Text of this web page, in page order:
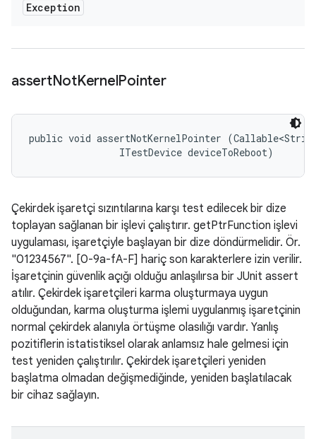
Exception
assertNotKernelPointer
public void assertNotKernelPointer
                ITestDevice deviceToReboot)
Çekirdek işaretçi sızıntılarına karşı test edilecek bir dize
toplayan sağlanan bir işlevi çalıştırır. getPtrFunction işlevi
uygulaması, işaretçiyle başlayan bir dize döndürmelidir. Ör.
"01234567". [0-9a-fA-F] hariç son karakterlere izin verilir.
İşaretçinin güvenlik açığı olduğu anlaşılırsa bir JUnit assert
atılır. Çekirdek işaretçileri karma oluşturmaya uygun
olduğundan, karma oluşturma işlemi uygulanmış işaretçinin
normal çekirdek alanıyla örtüşme olasılığı vardır. Yanlış
pozitiflerin istatistiksel olarak anlamsız hale gelmesi için
test yeniden çalıştırılır. Çekirdek işaretçileri yeniden
başlatma olmadan değişmediğinde, yeniden başlatılacak
bir cihaz sağlayın.